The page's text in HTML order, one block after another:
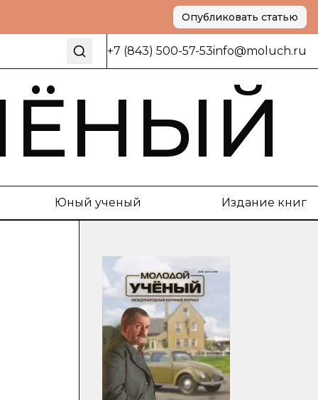
Опубликовать статью
+7 (843) 500-57-53info@moluch.ru
Юный ученый Издание книг